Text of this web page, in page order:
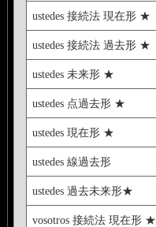
ustedes 接続法 現在形 ★
ustedes 接続法 過去形 ★
ustedes 未来形 ★
ustedes 点過去形 ★
ustedes 現在形 ★
ustedes 線過去形
ustedes 過去未来形★
vosotros 接続法 現在形 ★